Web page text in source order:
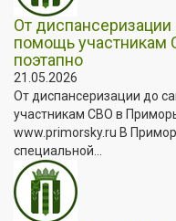
От
помощь участникам
поэтапно
21.05.2026
От диспансеризации до
участникам СВО в
www.primorsky.ru В
специальной...